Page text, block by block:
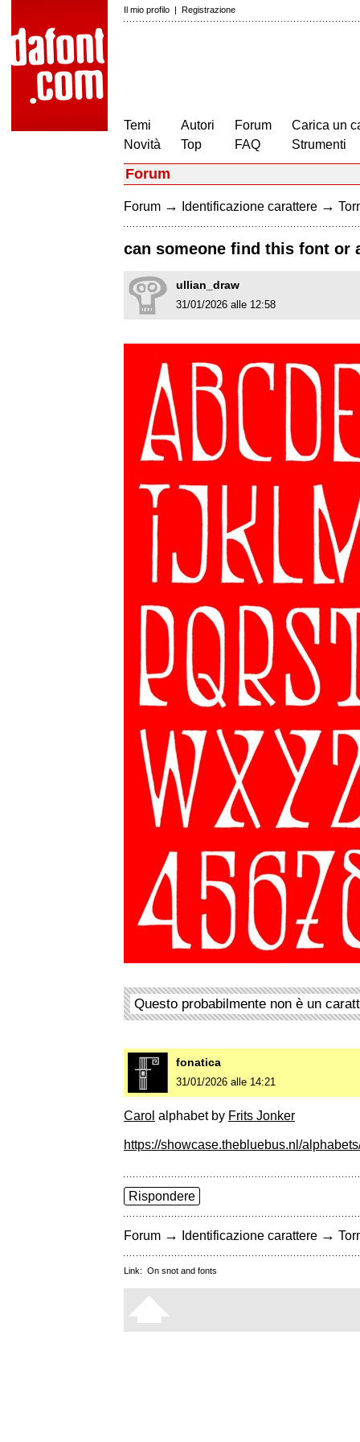
Il mio profilo | Registrazione
Temi
Novità
Autori
Top
Forum
FAQ
Carica un
Strumenti
Forum
Forum → Identificazione carattere →
can someone find this font or
ullian_draw
31/01/2026 alle 12:58
Questo probabilmente non è un
fonatica
31/01/2026 alle 14:21
Carol alphabet by Frits Jonker
https://showcase.thebluebus.nl/
Rispondere
Forum → Identificazione carattere →
Link: On snot and fonts